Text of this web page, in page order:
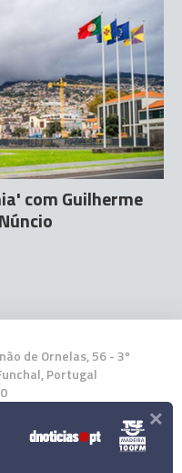
com Guilherme
de Ornelas, 56 - 3º
Portugal
App ×